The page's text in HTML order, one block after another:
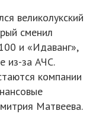
великолукский
сменил
и «Идаванг»,
из-за АЧС.
компании
Матвеева.